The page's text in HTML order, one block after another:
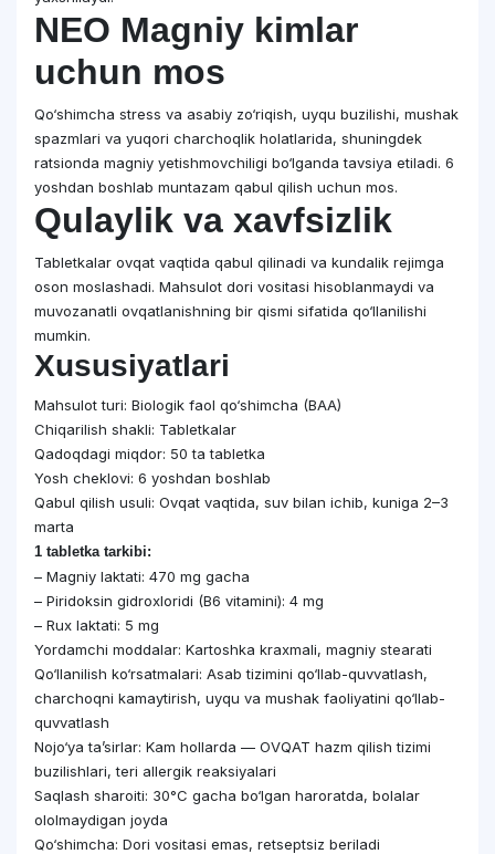
NEO Magniy kimlar
uchun mos
Qo‘shimcha stress va asabiy zo‘riqish, uyqu buzilishi, mushak
spazmlari va yuqori charchoqlik holatlarida, shuningdek
ratsionda magniy yetishmovchiligi bo‘lganda tavsiya etiladi. 6
yoshdan boshlab muntazam qabul qilish uchun mos.
Qulaylik va xavfsizlik
Tabletkalar ovqat vaqtida qabul qilinadi va kundalik rejimga
oson moslashadi. Mahsulot dori vositasi hisoblanmaydi va
muvozanatli ovqatlanishning bir qismi sifatida qo‘llanilishi
mumkin.
Xususiyatlari
Mahsulot turi: Biologik faol qo‘shimcha (BAA)
Chiqarilish shakli: Tabletkalar
Qadoqdagi miqdor: 50 ta tabletka
Yosh cheklovi: 6 yoshdan boshlab
Qabul qilish usuli: Ovqat vaqtida, suv bilan ichib, kuniga 2–3
marta
1 tabletka tarkibi:
– Magniy laktati: 470 mg gacha
– Piridoksin gidroxloridi (B6 vitamini): 4 mg
– Rux laktati: 5 mg
Yordamchi moddalar: Kartoshka kraxmali, magniy stearati
Qo‘llanilish ko‘rsatmalari: Asab tizimini qo‘llab-quvvatlash,
charchoqni kamaytirish, uyqu va mushak faoliyatini qo‘llab-
quvvatlash
Nojo‘ya ta’sirlar: Kam hollarda — OVQAT hazm qilish tizimi
buzilishlari, teri allergik reaksiyalari
Saqlash sharoiti: 30°C gacha bo‘lgan haroratda, bolalar
ololmaydigan joyda
Qo‘shimcha: Dori vositasi emas, retseptsiz beriladi